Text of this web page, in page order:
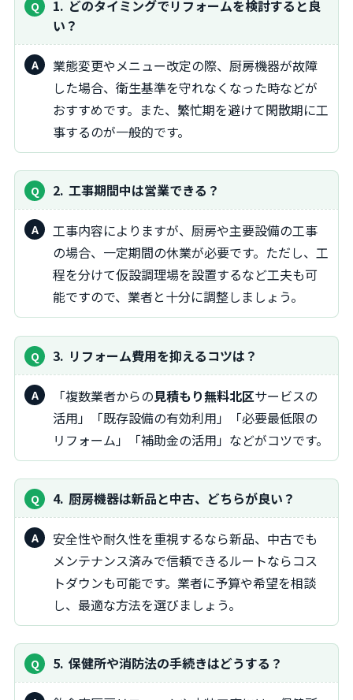
1 どのタイミングでリフォームを検討すると良
い？
業態変更やメニュー改定の際、厨房機器が故障
した場合、衛生基準を守れなくなった時などが
おすすめです。また、繁忙期を避けて閑散期に工
事するのが一般的です。
2 工事期間中は営業できる？
工事内容によりますが、厨房や主要設備の工事
の場合、一定期間の休業が必要です。ただし、工
程を分けて仮設調理場を設置するなど工夫も可
能ですので、業者と十分に調整しましょう。
3 リフォーム費用を抑えるコツは？
「複数業者からの見積もり無料北区サービスの
活用」「既存設備の有効利用」「必要最低限の
リフォーム」「補助金の活用」などがコツです。
4 厨房機器は新品と中古、どちらが良い？
安全性や耐久性を重視するなら新品、中古でも
メンテナンス済みで信頼できるルートならコス
トダウンも可能です。業者に予算や希望を相談
し、最適な方法を選びましょう。
5 保健所や消防法の手続きはどうする？